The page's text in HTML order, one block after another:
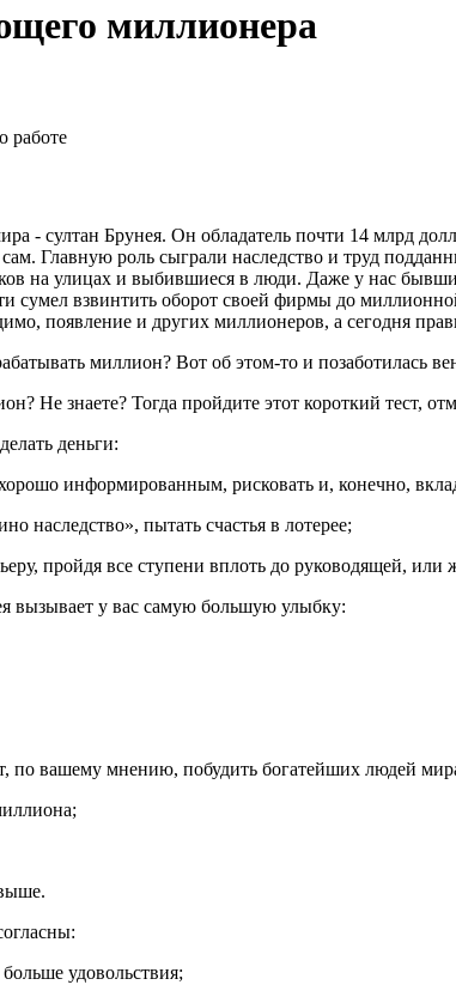
миллионера
работе
- султан Брунея. Он обладатель почти 14 млрд
сам. Главную роль сыграли наследство и труд
на улицах и выбившиеся в люди. Даже у нас
сумел взвинтить оборот своей фирмы до
появление и других миллионеров, а сегодня
миллион? Вот об этом-то и позаботилась
Не знаете? Тогда пройдите этот короткий тест,
деньги:
информированным, рис­ковать и, конечно,
пытать счас­тья в лотерее;
пройдя все ступени вплоть до руководящей, или
вызывает у вас самую большую улыбку:
вашему мнению, побудить богатейших людей
удовольствия;